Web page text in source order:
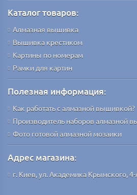
Каталог товаров:
Алмазная вышивка
Вышивка крестиком
Картины по номерам
Рамки для картин
Полезная информация:
Как работать с алмазной вышивкой?
Производитель наборов алмазной
Фото готовой алмазной мозаики
Адрес магазина:
г. Киев, ул. Академика Крымского,